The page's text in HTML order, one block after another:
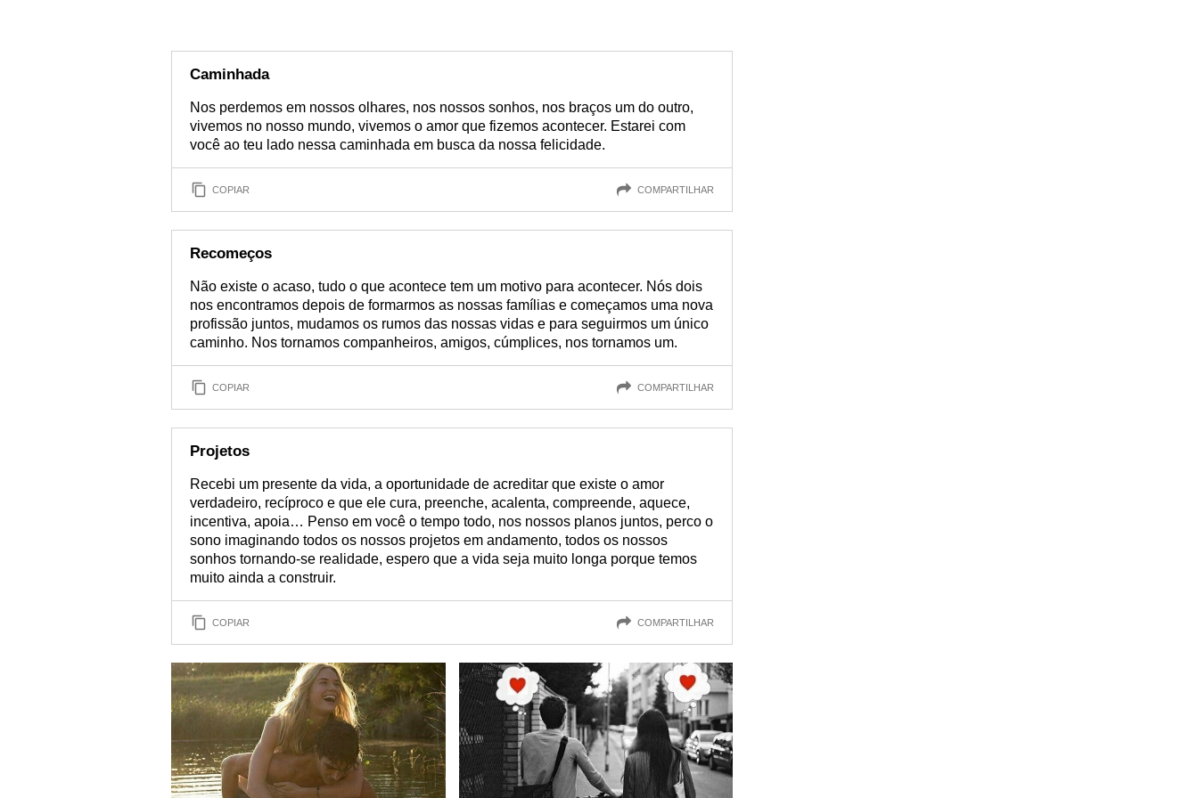
Caminhada
Nos perdemos em nossos olhares, nos nossos sonhos, nos braços um do outro,
vivemos no nosso mundo, vivemos o amor que fizemos acontecer. Estarei com
você ao teu lado nessa caminhada em busca da nossa felicidade.
COPIAR COMPARTILHAR
Recomeços
Não existe o acaso, tudo o que acontece tem um motivo para acontecer. Nós dois
nos encontramos depois de formarmos as nossas famílias e começamos uma nova
profissão juntos, mudamos os rumos das nossas vidas e para seguirmos um único
caminho. Nos tornamos companheiros, amigos, cúmplices, nos tornamos um.
COPIAR COMPARTILHAR
Projetos
Recebi um presente da vida, a oportunidade de acreditar que existe o amor
verdadeiro, recíproco e que ele cura, preenche, acalenta, compreende, aquece,
incentiva, apoia… Penso em você o tempo todo, nos nossos planos juntos, perco o
sono imaginando todos os nossos projetos em andamento, todos os nossos
sonhos tornando-se realidade, espero que a vida seja muito longa porque temos
muito ainda a construir.
COPIAR COMPARTILHAR